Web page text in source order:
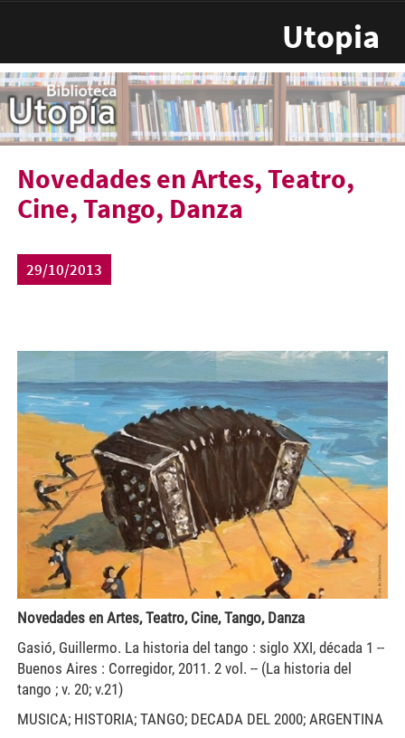
Utopia
Novedades en Artes, Teatro,
Cine, Tango, Danza
29/10/2013
pintura-tango.jpg
Novedades en Artes, Teatro, Cine, Tango, Danza
Gasió, Guillermo. La historia del tango : siglo XXI, década 1 --
Buenos Aires : Corregidor, 2011. 2 vol. -- (La historia del
tango ; v. 20; v.21)
MUSICA; HISTORIA; TANGO; DECADA DEL 2000; ARGENTINA